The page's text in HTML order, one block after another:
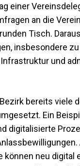
einer
an die
Tisch.
insbesondere
und
bereits viele
Ein
digitalisierte
können neu digital